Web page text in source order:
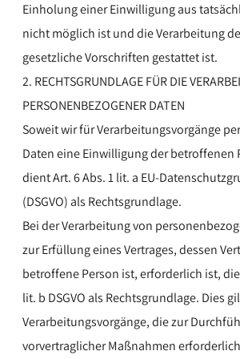
Einholung einer Einwilligung aus
nicht möglich ist und die Verarbeitung
gesetzliche Vorschriften gestattet ist.
2. RECHTSGRUNDLAGE FÜR DIE
PERSONENBEZOGENER DATEN
Soweit wir für Verarbeitungsvorgänge
Daten eine Einwilligung der betroffenen
dient Art. 6 Abs. 1 lit. a EU-
(DSGVO) als Rechtsgrundlage.
Bei der Verarbeitung von
zur Erfüllung eines Vertrages, dessen
betroffene Person ist, erforderlich ist,
lit. b DSGVO als Rechtsgrundlage. Dies
Verarbeitungsvorgänge, die zur
vorvertraglicher Maßnahmen